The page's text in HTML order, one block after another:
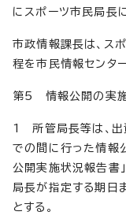
にスポーツ市民局長
市政情報課長は、ス
程を市民情報センタ
第5 情報公開の実
1 所管局長等は、
での間に行った情報
公開実施状況報告書
局長が指定する期日
とする。